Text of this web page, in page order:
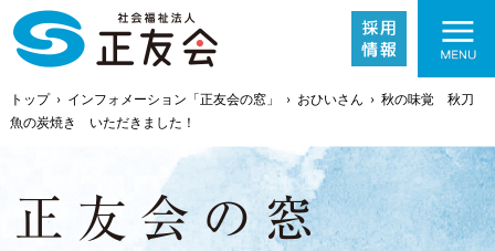
トップ› インフォメーション「正友会の窓」 › おひいさん › 秋の味覚 秋刀
魚の炭焼き いただきました！